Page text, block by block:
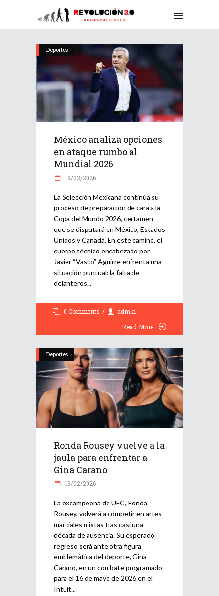
Deportes
México analiza opciones
en ataque rumbo al
Mundial 2026
19/02/2026
La Selección Mexicana continúa su
proceso de preparación de cara a la
Copa del Mundo 2026, certamen
que se disputará en México, Estados
Unidos y Canadá. En este camino, el
cuerpo técnico encabezado por
Javier “Vasco” Aguirre enfrenta una
situación puntual: la falta de
delanteros
0 Comments
admin
Read More
Deportes
Ronda Rousey vuelve a la
jaula para enfrentar a
Gina Carano
19/02/2026
La excampeona de UFC, Ronda
Rousey, volverá a competir en artes
marciales mixtas tras casi una
década de ausencia. Su esperado
regreso será ante otra figura
emblemática del deporte, Gina
Carano, en un combate programado
para el 16 de mayo de 2026 en el
Intuit